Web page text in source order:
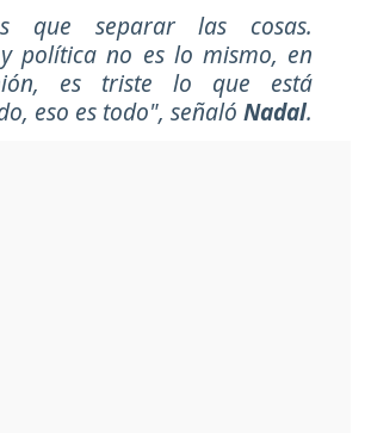
que separar las cosas.
política no es lo mismo, en
es triste lo que está
eso es todo", señaló Nadal.